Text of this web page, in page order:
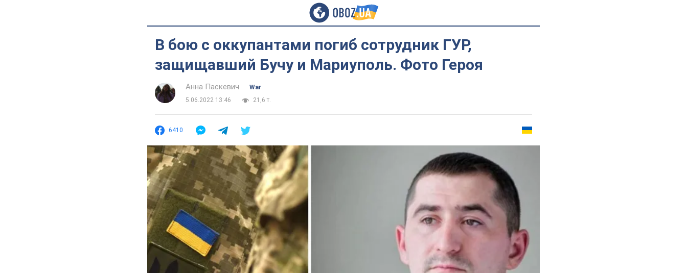
В бою с оккупантами погиб сотрудник ГУР,
защищавший Бучу и Мариуполь. Фото Героя
Анна Паскевич
War
5.06.2022 13:46
21,6 т.
6410